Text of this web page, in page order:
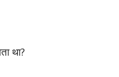
था?